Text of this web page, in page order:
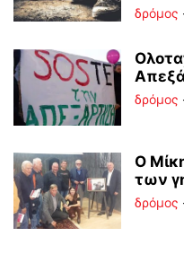
δρόμος
δρόμος
Ο
των
δρόμος